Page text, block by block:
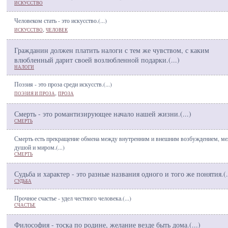
ИСКУССТВО
Человеком стать - это искусство.(...)
ИСКУССТВО ЧЕЛОВЕК
Гражданин должен платить налоги с тем же чувством, с каким
влюбленный дарит своей возлюбленной подарки.(...)
НАЛОГИ
Поэзия - это проза среди искусств.(...)
ПОЭЗИЯ И ПРОЗА, ПРОЗА
Смерть - это романтизирующее начало нашей жизни.(...)
СМЕРТЬ
Смерть есть прекращение обмена между внутренним и внешним возбуждением,
душой и миром.(...)
СМЕРТЬ
Судьба и характер - это разные названия одного и того же понятия.(
СУДЬБА
Прочное счастье - удел честного человека.(...)
СЧАСТЬЕ
Философия - тоска по родине, желание везде быть дома.(...)